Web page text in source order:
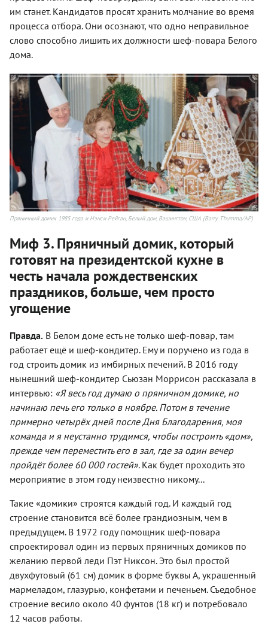
им станет. Кандидатов просят хранить молчание во время
процесса отбора. Они осознают, что одно неправильное
слово способно лишить их должности шеф-повара Белого
дома.
Пряничный домик 1985 года и Нэнси Рейган, Белый дом, Вашингтон, США (Barry Thumma/AP)
Миф 3. Пряничный домик, который
готовят на президентской кухне в
честь начала рождественских
праздников, больше, чем просто
угощение
Правда. В Белом доме есть не только шеф-повар, там
работает ещё и шеф-кондитер. Ему и поручено из года в
год строить домик из имбирных печений. В 2016 году
нынешний шеф-кондитер Сьюзан Моррисон рассказала в
интервью: «Я весь год думаю о пряничном домике, но
начинаю печь его только в ноябре. Потом в течение
примерно четырёх дней после Дня Благодарения, моя
команда и я неустанно трудимся, чтобы построить «дом»,
прежде чем переместить его в зал, где за один вечер
пройдёт более 60 000 гостей». Как будет проходить это
мероприятие в этом году неизвестно никому...
Такие «домики» строятся каждый год. И каждый год
строение становится всё более грандиозным, чем в
предыдущем. В 1972 году помощник шеф-повара
спроектировал один из первых пряничных домиков по
желанию первой леди Пэт Никсон. Это был простой
двухфутовый (61 см) домик в форме буквы А, украшенный
мармеладом, глазурью, конфетами и печеньем. Съедобное
строение весило около 40 фунтов (18 кг) и потребовало
12 часов работы.